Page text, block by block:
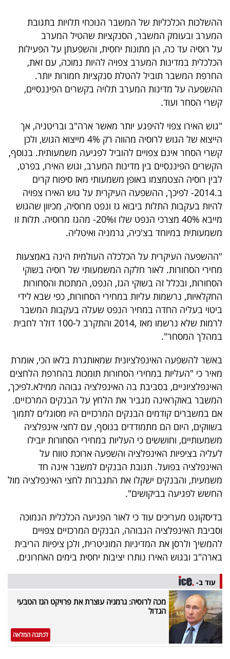
שיתופי
פעולה
דרושים
ניוזלטרים
מייל
אדום
פרסמו
באייס
אחרינו:
ההשלכות הכלכליות של המשבר הנוכחי תלויות בתגובת
המערב ובעומק המשבר, הסנקציות שהטיל המערב
על רוסיה עד כה, הן מתונות יחסית, והשפעתן על הפעילות
הכלכלית במדינות המערב צפויה להיות נמוכה, עם זאת,
החרפת המשבר תוביל להטלת סנקציות חמורות יותר.
ההשפעה על מדינות המערב תלויה בקשרים הפיננסיים,
קשרי הסחר ועוד.
"גוש האירו צפוי להיפגע יותר מאשר ארה"ב ובריטניה, אך
הייצוא של הגוש לרוסיה מהווה רק 4% מייצוא הגוש, ולכן
קשרי הסחר אינם צפויים להוביל לפגיעה משמעותית. בנוסף,
הקשרים הפיננסיים בין מדינות המערב, וגוש האירו, בפרט,
לבין רוסיה הצטמצמו באופן משמעותי מאז סיפוח קרים
ב.2014- לפיכך, ההשפעה העיקרית על גוש האירו צפויה
להיות בעקבות התלות ביבוא גז ונפט מרוסיה, מכיוון שהגוש
מייבא 40% מצרכי הנפט שלו ו20%- מהגז מרוסיה. תלות זו
משמעותית במיוחד בצ'כיה, גרמניה ואיטליה.
"ההשפעה העיקרית על הכלכלה העולמית הינה באמצעות
מחירי הסחורות. לאור חלקה המשמעותי של רוסיה בשוקי
הסחורות, ובכלל זה בשוקי הגז, הנפט, המתכות והסחורות
החקלאיות, נרשמות עליות במחירי הסחורות, כפי שבא לידי
ביטוי בעליה החדה במחיר הנפט שעלה בעקבות המשבר
לרמות שלא נרשמו מאז ,2014 והתקרב ל-100 דולר לחבית
במהלך המסחר".
באשר להשפעה האינפלציונית שמאותגרת בלאו הכי, אומרת
מאיר כי "העליות במחירי הסחורות תומכות בהחרפת הלחצים
האינפלציוניים, בסביבת בה האינפלציה גבוהה ממילא.לפיכך,
המשבר באוקראינה מגביר את הלחץ על הבנקים המרכזיים.
אם במשברים קודמים הבנקים המרכזיים היו מסוגלים לתמוך
בשווקים, היום הם מתמודדים בנוסף, עם לחצי אינפלציה
משמעותיים, וחוששים כי העליות במחירי הסחורות יובילו
לעליה בציפיות האינפלציה והשפעה ארוכת טווח על
האינפלציה בפועל. תגובת הבנקים למשבר אינה חד
משמעית, והבנקים ישקלו את התגברות לחצי האינפלציה מול
החשש לפגיעה בביקושים".
בדיסקונט מעריכים עוד כי לאור הפגיעה הכלכלית הנמוכה
וסביבת האינפלציה הגבוהה, הבנקים המרכזיים צפויים
להמשיך ולרסן את המדיניות המוניטרית, ולכן ציפיות הריבית
בארה"ב ובגוש האירו נותרו יציבות יחסית בימים האחרונים.
עוד ב-
מכה לרוסיה: גרמניה עוצרת את פרויקט הגז הטבעי
הגדול
לכתבה המלאה